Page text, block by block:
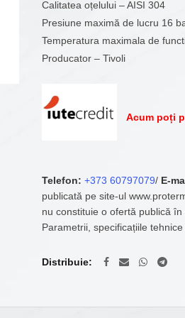
Calitatea oțelului – AISI 304
Presiune maximă de lucru 16
Temperatura maximala de
Producator – Tivoli
Acum poți
Telefon: +373 60797079/ E-
publicată pe site-ul
nu constituie o ofertă publică
Parametrii, specificațiile
Distribuie